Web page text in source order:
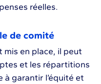
réelles.
de comité
mis en place, il peut
et les répartitions
garantir l’équité et